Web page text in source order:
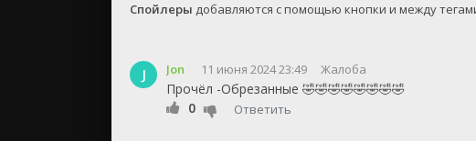
Спойлеры добавляются с помощью кнопки и между
J Jon 11 июня 2024 23:49 Жалоба
Прочёл -Обрезанные 🤣🤣🤣🤣🤣🤣🤣🤣
0
Ответить